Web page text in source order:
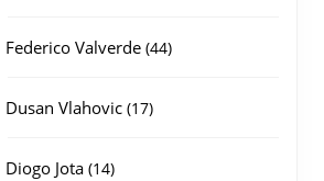
Federico Valverde 4444
Dusan Vlahovic 1717
Diogo Jota 1414